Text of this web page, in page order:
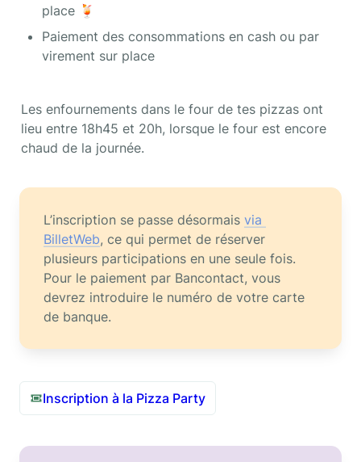
place 🍹
Paiement des consommations en cash ou par
virement sur place
Les enfournements dans le four de tes pizzas ont
lieu entre 18h45 et 20h, lorsque le four est encore
chaud de la journée.
L’inscription se passe désormais via
BilletWeb, ce qui permet de réserver
plusieurs participations en une seule fois.
Pour le paiement par Bancontact, vous
devrez introduire le numéro de votre carte
de banque.
Inscription à la Pizza Party